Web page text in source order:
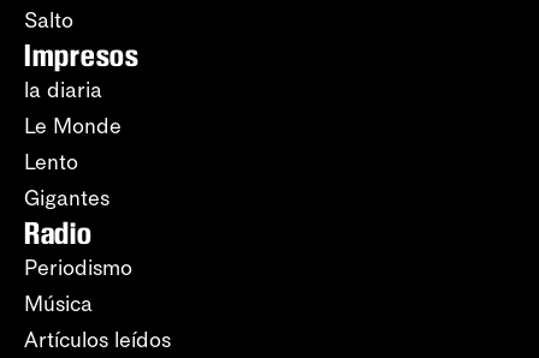
Salto
Impresos
la diaria
Le Monde
Lento
Gigantes
Radio
Periodismo
Música
Artículos leídos